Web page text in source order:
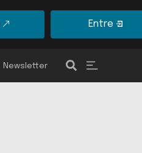
Entre
Newsletter